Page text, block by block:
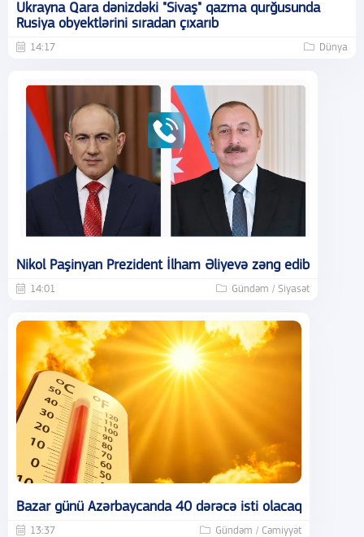
Ukrayna Qara dənizdəki "Sivaş" qazma qurğusunda
Rusiya obyektlərini sıradan çıxarıb
14:17 Dünya
Nikol Paşinyan Prezident İlham Əliyevə zəng edib
14:01 Gündəm / Siyasət
Bazar günü Azərbaycanda 40 dərəcə isti olacaq
13:37 Gündəm / Cəmiyyət